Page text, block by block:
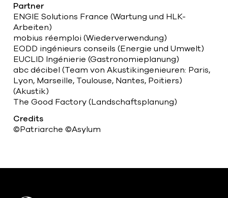
Partner
ENGIE Solutions France (Wartung und HLK-
Arbeiten)
mobius réemploi (Wiederverwendung)
EODD ingénieurs conseils (Energie und Umwelt)
EUCLID Ingénierie (Gastronomieplanung)
abc décibel (Team von Akustikingenieuren: Paris,
Lyon, Marseille, Toulouse, Nantes, Poitiers)
(Akustik)
The Good Factory (Landschaftsplanung)
Credits
©Patriarche ©Asylum